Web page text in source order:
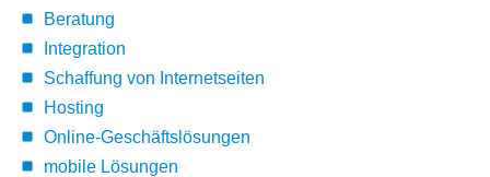
Beratung
Integration
Schaffung von Internetseiten
Hosting
Online-Geschäftslösungen
mobile Lösungen